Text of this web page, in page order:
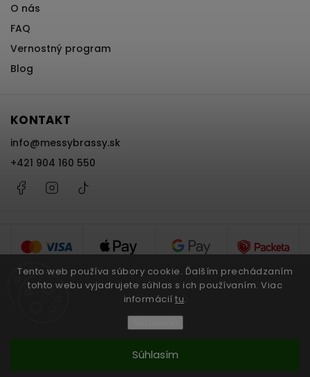
Tento web používa súbory cookie. Ďalším prechádzaním
tohto webu vyjadrujete súhlas s ich používaním. Viac
informácií tu.
Súhlasím
O nás
FAQ
Vernostný program
Blog
KONTAKT
info@messybrassy.sk
+421 904 160 550
FacebookInstagram
Messy Brassy. Všetky práva vyhradené.
Grafický návrh vytvořil a nakódoval